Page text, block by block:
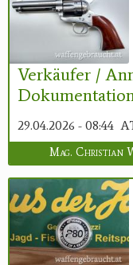
Verkäufer /
29.04.2026 - 08:44
Mag. Christian